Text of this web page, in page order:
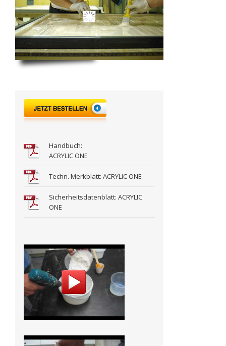
Handbuch:
ACRYLIC ONE
Techn. Merkblatt: ACRYLIC ONE
Sicherheitsdatenblatt: ACRYLIC
ONE